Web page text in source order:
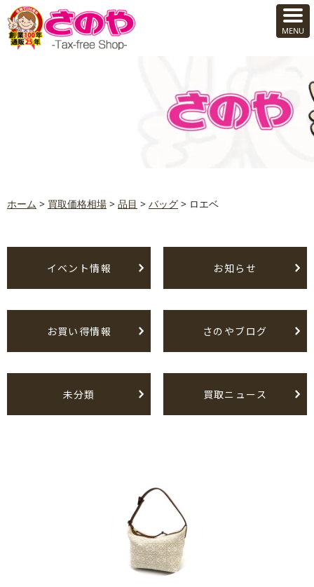
ホーム > 買取価格相場 > 品目 > バッグ > ロエベ
イベント情報 お知らせ
お買い得情報 さのやブログ
未分類 買取ニュース